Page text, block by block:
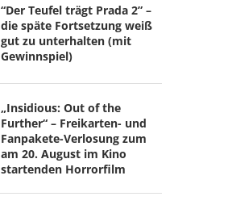
“Der Teufel trägt Prada 2” –
die späte Fortsetzung weiß
gut zu unterhalten (mit
Gewinnspiel)
„Insidious: Out of the
Further“ – Freikarten- und
Fanpakete-Verlosung zum
am 20. August im Kino
startenden Horrorfilm